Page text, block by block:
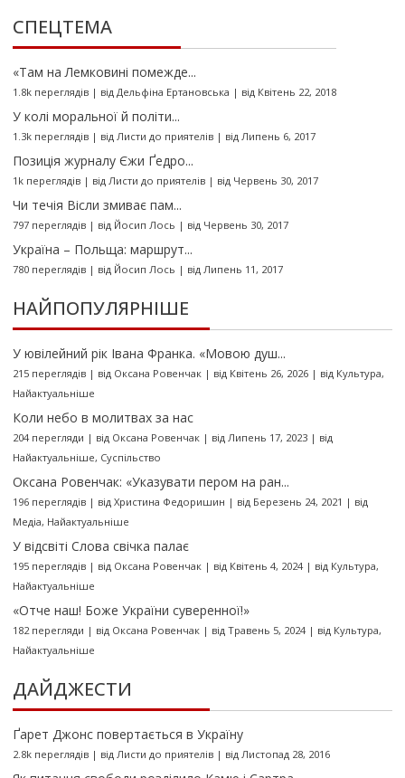
СПЕЦТЕМА
«Там на Лемковині помежде...
1.8k переглядів| від Дельфіна Ертановська | від Квітень 22, 2018
У колі моральної й політи...
1.3k переглядів| від Листи до приятелів| від Липень 6, 2017
Позиція журналу Єжи Ґедро...
1k переглядів| від Листи до приятелів| від Червень 30, 2017
Чи течія Вісли змиває пам...
797 переглядів| від Йосип Лось | від Червень 30, 2017
Україна – Польща: маршрут...
780 переглядів| від Йосип Лось | від Липень 11, 2017
НАЙПОПУЛЯРНІШЕ
У ювілейний рік Івана Франка. «Мовою душ...
215 переглядів| від Оксана Ровенчак| від Квітень 26, 2026| від Культура,
Найактуальніше
Коли небо в молитвах за нас
204 перегляди | від Оксана Ровенчак| від Липень 17, 2023| від
Найактуальніше, Суспільство
Оксана Ровенчак: «Указувати пером на ран...
196 переглядів| від Христина Федоришин | від Березень 24, 2021 | від
Медіа, Найактуальніше
У відсвіті Слова свічка палає
195 переглядів| від Оксана Ровенчак| від Квітень 4, 2024| від Культура,
Найактуальніше
«Отче наш! Боже України суверенної!»
182 перегляди | від Оксана Ровенчак| від Травень 5, 2024| від Культура,
Найактуальніше
ДАЙДЖЕСТИ
Ґарет Джонс повертається в Україну
2.8k переглядів| від Листи до приятелів| від Листопад 28, 2016